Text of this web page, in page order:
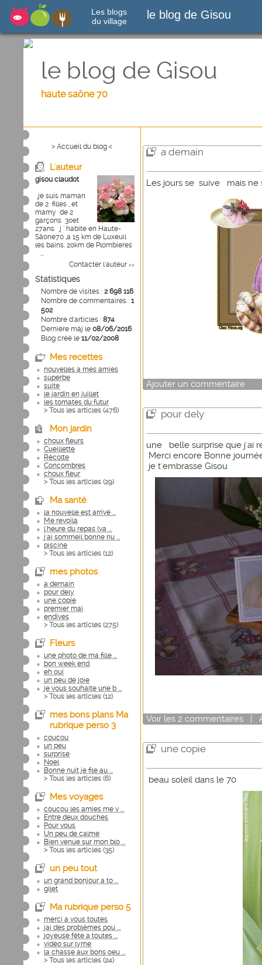
Les blogs
du village
le blog de Gisou
le blog de Gisou
haute saône 70
> Accueil du blog <
L'auteur
gisou claudot
,je suis maman
de 2 filles , et
mamy de 2
garçons 30et
27ans j ' habite en Haute-
Sâone70 ,a 15 km de Luxeuil
les bains. 20km de Plombieres
...
Contacter l'auteur >>
Statistiques
Nombre de visites : 2 698 116
Nombre de commentaires : 1
502
Nombre d'articles : 874
Dernière màj le 08/06/2016
Blog créé le 11/02/2008
Mes recettes
nouvelles a mes amies
superbe
suite
le jardin en juillet
les tomates du futur
> Tous les articles (476)
Mon jardin
choux fleurs
Cueillette
Récolte
Concombres
choux fleur
> Tous les articles (29)
Ma santé
la nouvelle est arrivé ...
Me revoila
l'heure du repas (va ...
j'ai sommeil bonne nu ...
piscine
> Tous les articles (12)
mes photos
a demain
pour dely
une copie
premier mai
endives
> Tous les articles (275)
Fleurs
une photo de ma fille ...
bon week end
eh oui
un peu de joie
je vous souhaite une b ...
> Tous les articles (12)
mes bons plans Ma
rubrique perso 3
coucou
un peu
surprise
Noel
Bonne nuit je file au ...
> Tous les articles (6)
Mes voyages
coucou les amies me v ...
Entre deux douches
Pour vous
Un peu de calme
Bien venue sur mon blo ...
> Tous les articles (35)
un peu tout
un grand bonjour a to ...
gilet
Ma rubrique perso 5
merci a vous toutes
jai des problèmes pou ...
joyeuse fête a toutes ...
vidéo sur lyme
la chasse aux bons oeu ...
> Tous les articles (24)
a demain
Les jours se suive mais ne
Ajouter un commentaire
pour dely
une belle surprise que j'ai
Merci encore Bonne
je t'embrasse Gisou
Voir les 2 commentaires |
une copie
beau soleil dans le 70